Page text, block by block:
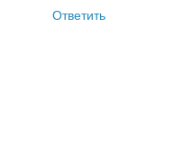
Ответить